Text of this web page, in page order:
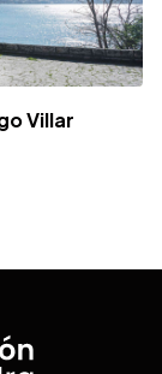
Villar